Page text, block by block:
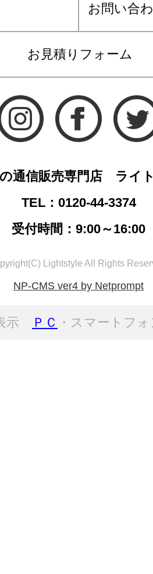
お問い合
お見積りフォーム
通信販売専門店 ライ
TEL：0120-44-3374
受付時間：9:00～16:00
Lightstyle All Rights
NP-CMS ver4 by Netprompt
示 ＰＣ ・スマートフ